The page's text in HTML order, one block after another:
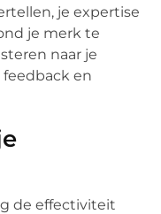
je expertise
je merk te
naar je
en
de effectiviteit